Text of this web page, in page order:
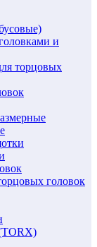
и
торцовых
головок